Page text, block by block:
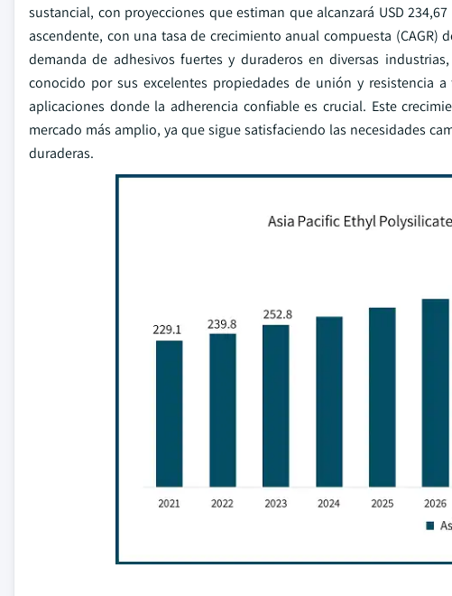
sustancial, con proyecciones que estiman que alcanzará USD
ascendente, con una tasa de crecimiento anual compuesta
demanda de adhesivos fuertes y duraderos en diversas
conocido por sus excelentes propiedades de unión y resistencia
aplicaciones donde la adherencia confiable es crucial. Este
mercado más amplio, ya que sigue satisfaciendo las necesidades
duraderas.